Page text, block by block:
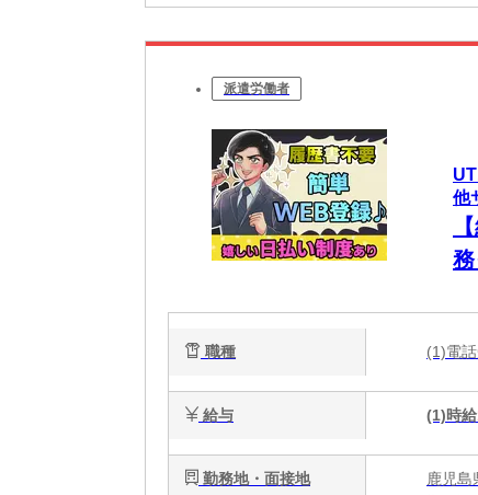
派遣労働者
他
職種 (1)電
給与 (1)時給
勤務地・面接地
鹿児島